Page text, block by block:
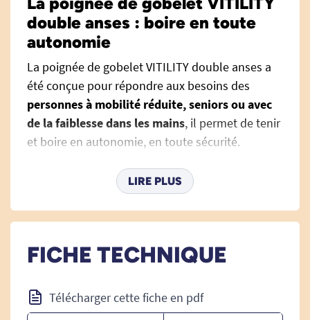
double anses : boire en toute
autonomie
La poignée de gobelet VITILITY double anses a
été conçue pour répondre aux besoins des
personnes à mobilité réduite, seniors ou avec
de la faiblesse dans les mains, il permet de tenir
et boire en autonomie, en toute sécurité.
Grâce à ses deux grandes poignées
ergonomiques, cetteaide à la préhension
permet de tenir une tasse de manière sécurisée,
boire. Elle soutient aussi bien les personnes
ayant des tremblements, une arthrose ou une
Elle s’adapte à la majorité des tasses classiques
LIRE PLUS
FICHE TECHNIQUE
Télécharger cette fiche en pdf